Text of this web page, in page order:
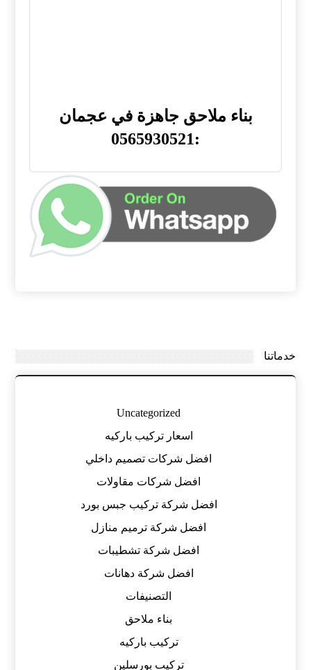
بناء ملاحق جاهزة في عجمان
:0565930521
خدماتنا
Uncategorized
اسعار تركيب باركيه
افضل شركات تصميم داخلي
افضل شركات مقاولات
افضل شركة تركيب جبس بورد
افضل شركة ترميم منازل
افضل شركة تشطيبات
افضل شركة دهانات
التصنيفات
بناء ملاحق
تركيب باركيه
تركيب بورسلين